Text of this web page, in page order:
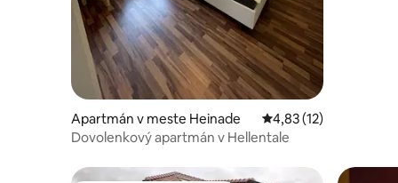
Apartmán v meste Heinade Priemerné
4,83 (12)
Dovolenkový apartmán v Hellentale